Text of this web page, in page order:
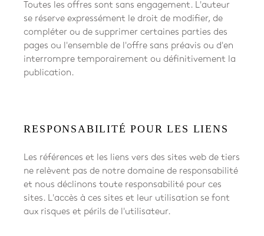
Toutes les offres sont sans engagement. L'auteur
se réserve expressément le droit de modifier, de
compléter ou de supprimer certaines parties des
pages ou l'ensemble de l'offre sans préavis ou d'en
interrompre temporairement ou définitivement la
publication.
RESPONSABILITÉ POUR LES LIENS
Les références et les liens vers des sites web de tiers
ne relèvent pas de notre domaine de responsabilité
et nous déclinons toute responsabilité pour ces
sites. L'accès à ces sites et leur utilisation se font
aux risques et périls de l'utilisateur.